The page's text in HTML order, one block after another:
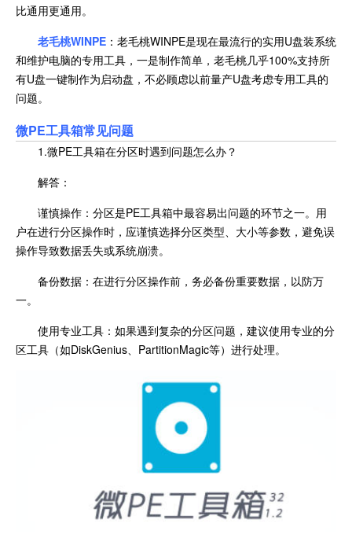
比通用更通用。
老毛桃WINPE ：老毛桃WINPE是现在最流行的实用U盘装系统
和维护电脑的专用工具，一是制作简单，老毛桃几乎100%支持所
有U盘一键制作为启动盘，不必顾虑以前量产U盘考虑专用工具的
问题。
微PE工具箱常见问题
1.微PE工具箱在分区时遇到问题怎么办？
解答：
谨慎操作：分区是PE工具箱中最容易出问题的环节之一。用
户在进行分区操作时，应谨慎选择分区类型、大小等参数，避免误
操作导致数据丢失或系统崩溃。
备份数据：在进行分区操作前，务必备份重要数据，以防万
一。
使用专业工具：如果遇到复杂的分区问题，建议使用专业的分
区工具（如DiskGenius、PartitionMagic等）进行处理。